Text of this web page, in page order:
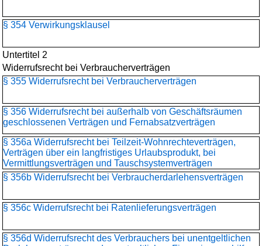
§ 354 Verwirkungsklausel
Untertitel 2
Widerrufsrecht bei Verbraucherverträgen
§ 355 Widerrufsrecht bei Verbraucherverträgen
§ 356 Widerrufsrecht bei außerhalb von Geschäftsräumen
geschlossenen Verträgen und Fernabsatzverträgen
§ 356a Widerrufsrecht bei Teilzeit-Wohnrechteverträgen,
Verträgen über ein langfristiges Urlaubsprodukt, bei
Vermittlungsverträgen und Tauschsystemverträgen
§ 356b Widerrufsrecht bei Verbraucherdarlehensverträgen
§ 356c Widerrufsrecht bei Ratenlieferungsverträgen
§ 356d Widerrufsrecht des Verbrauchers bei unentgeltlichen